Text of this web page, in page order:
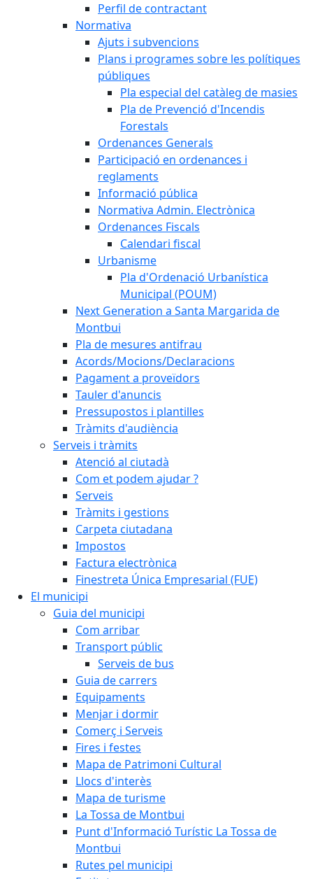
Perfil de contractant
Normativa
Ajuts i subvencions
Plans i programes sobre les polítiques
públiques
Pla especial del catàleg de masies
Pla de Prevenció d'Incendis
Forestals
Ordenances Generals
Participació en ordenances i
reglaments
Informació pública
Normativa Admin. Electrònica
Ordenances Fiscals
Calendari fiscal
Urbanisme
Pla d'Ordenació Urbanística
Municipal (POUM)
Next Generation a Santa Margarida de
Montbui
Pla de mesures antifrau
Acords/Mocions/Declaracions
Pagament a proveïdors
Tauler d'anuncis
Pressupostos i plantilles
Tràmits d'audiència
Serveis i tràmits
Atenció al ciutadà
Com et podem ajudar ?
Serveis
Tràmits i gestions
Carpeta ciutadana
Impostos
Factura electrònica
Finestreta Única Empresarial (FUE)
El municipi
Guia del municipi
Com arribar
Transport públic
Serveis de bus
Guia de carrers
Equipaments
Menjar i dormir
Comerç i Serveis
Fires i festes
Mapa de Patrimoni Cultural
Llocs d'interès
Mapa de turisme
La Tossa de Montbui
Punt d'Informació Turístic La Tossa de
Montbui
Rutes pel municipi